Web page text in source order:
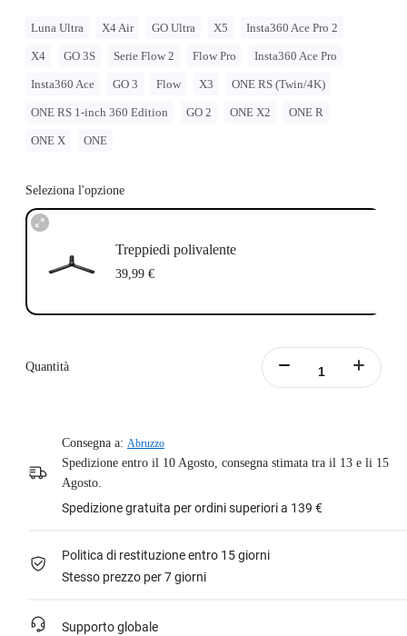
Luna Ultra X4 Air GO Ultra X5 Insta360 Ace Pro 2
X4 GO 3S Serie Flow 2 Flow Pro Insta360 Ace Pro
Insta360 Ace GO 3 Flow X3 ONE RS (Twin/4K)
ONE RS 1-inch 360 Edition GO 2 ONE X2 ONE R
ONE X ONE
Seleziona l'opzione
Treppiedi polivalente
39,99 €
Quantità
Consegna a: Abruzzo
Spedizione entro il 10 Agosto, consegna stimata tra il 13 e li 15
Agosto.
Spedizione gratuita per ordini superiori a 139 €
Politica di restituzione entro 15 giorni
Stesso prezzo per 7 giorni
Supporto globale